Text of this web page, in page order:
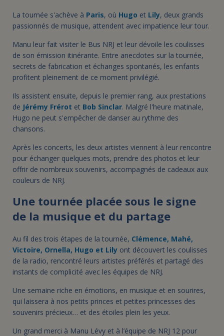
La tournée s'achève à Paris, où Hugo et Lily, deux grands
passionnés de musique, attendent avec impatience leur tour.
Manu leur fait visiter le Bus NRJ et leur dévoile les coulisses
de son émission itinérante. Entre anecdotes sur la tournée,
secrets de fabrication et échanges spontanés, les enfants
profitent pleinement de ce moment privilégié.
Ils assistent ensuite, depuis le premier rang, aux prestations
de Jérémy Frérot et Bob Sinclar. Malgré l'heure matinale,
Hugo ne peut s'empêcher de danser au rythme des
chansons.
Après les concerts, les deux artistes viennent à leur rencontre
pour échanger quelques mots, prendre des photos et leur
offrir de nombreux souvenirs, accompagnés de cadeaux aux
couleurs de NRJ.
Une tournée placée sous le signe
de la musique et du partage
Au fil des trois étapes de la tournée, Clémence, Mahé,
Victoire, Ornella, Hugo et Lily ont découvert les coulisses
de la radio, rencontré leurs artistes préférés et partagé des
instants de complicité avec les équipes de NRJ.
Une semaine riche en émotions, en musique et en sourires,
qui laissera à nos petits princes et petites princesses des
souvenirs précieux… et des étoiles plein les yeux.
Un grand merci à Manu Lévy et à l’équipe de NRJ 12 pour